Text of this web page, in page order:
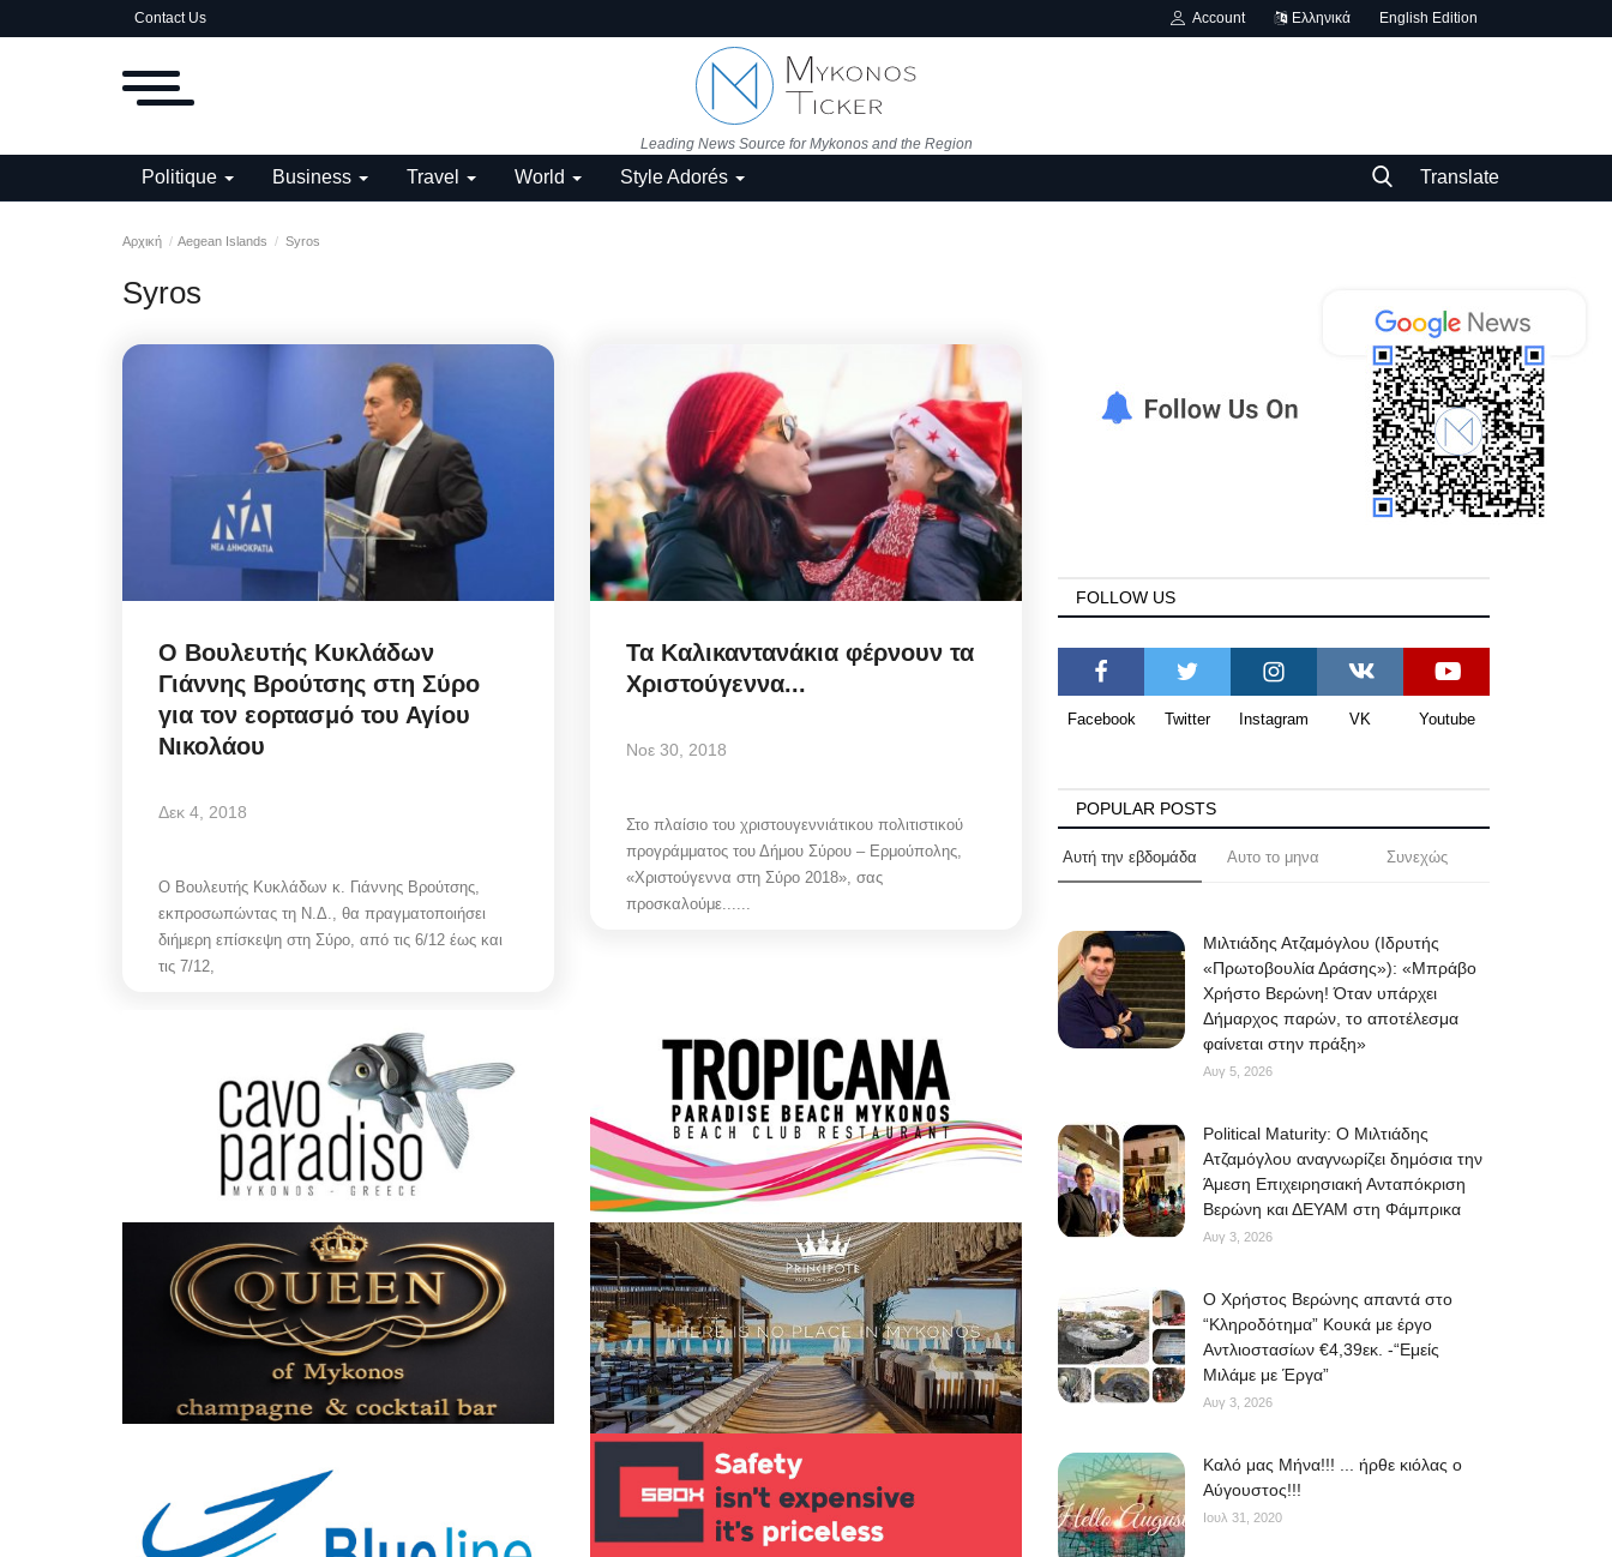
Contact Us Account Ελληνικά English Edition
Leading News Source for Mykonos and the Region
Politique Business Travel World Style Adorés Translate
Αρχική Aegean Islands Syros
Syros
Ο Βουλευτής Κυκλάδων
Γιάννης Βρούτσης στη Σύρο
για τον εορτασμό του Αγίου
Νικολάου
Δεκ 4, 2018
Ο Βουλευτής Κυκλάδων κ. Γιάννης Βρούτσης,
εκπροσωπώντας τη Ν.Δ., θα πραγματοποιήσει
διήμερη επίσκεψη στη Σύρο, από τις 6/12 έως και
τις 7/12,
Τα Καλικαντανάκια φέρνουν τα
Χριστούγεννα...
Νοε 30, 2018
Στο πλαίσιο του χριστουγεννιάτικου πολιτιστικού
προγράμματος του Δήμου Σύρου – Ερμούπολης,
«Χριστούγεννα στη Σύρο 2018», σας
προσκαλούμε......
FOLLOW US
Facebook Twitter Instagram VK Youtube
POPULAR POSTS
Αυτή την εβδομάδα Αυτο το μηνα Συνεχώς
Μιλτιάδης Ατζαμόγλου (Ιδρυτής
«Πρωτοβουλία Δράσης»): «Μπράβο
Χρήστο Βερώνη! Όταν υπάρχει
Δήμαρχος παρών, το αποτέλεσμα
φαίνεται στην πράξη»
Αυγ 5, 2026
Political Maturity: Ο Μιλτιάδης
Ατζαμόγλου αναγνωρίζει δημόσια την
Άμεση Επιχειρησιακή Ανταπόκριση
Βερώνη και ΔΕΥΑΜ στη Φάμπρικα
Αυγ 3, 2026
O Χρήστος Βερώνης απαντά στο
“Κληροδότημα” Κουκά με έργο
Αντλιοστασίων €4,39εκ. -“Εμείς
Μιλάμε με Έργα”
Αυγ 3, 2026
Kαλό μας Μήνα!!! ... ήρθε κιόλας ο
Αύγουστος!!!
Ιουλ 31, 2020